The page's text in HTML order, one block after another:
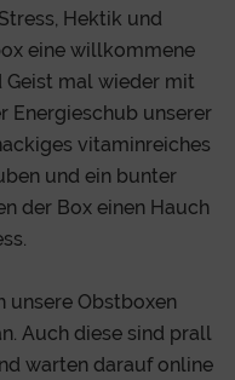
Hektik und
eine willkommene
Geist mal wieder mit
Energieschub unserer
vitaminreiches
und ein bunter
der Box einen Hauch
unsere Obstboxen
Auch diese sind prall
warten darauf online